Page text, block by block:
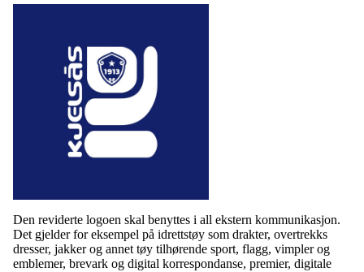
Den reviderte logoen skal benyttes i all ekstern kommunikasjon.
Det gjelder for eksempel på idrettstøy som drakter, overtrekks
dresser, jakker og annet tøy tilhørende sport, flagg, vimpler og
emblemer, brevark og digital korrespondanse, premier, digitale